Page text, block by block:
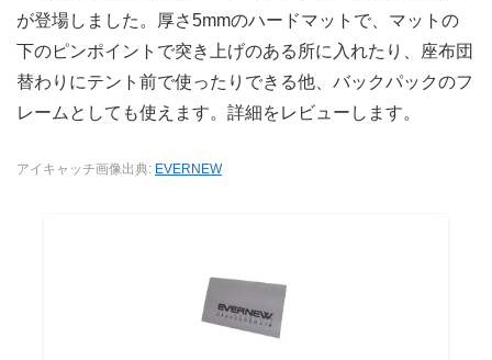
が登場しました。厚さ5mmのハードマットで、マットの
下のピンポイントで突き上げのある所に入れたり、座布団
替わりにテント前で使ったりできる他、バックパックのフ
レームとしても使えます。詳細をレビューします。
アイキャッチ画像出典: EVERNEW